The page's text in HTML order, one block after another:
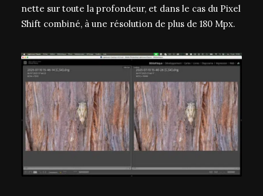
nette sur toute la profondeur, et dans le cas du Pixel
Shift combiné, à une résolution de plus de 180 Mpx.